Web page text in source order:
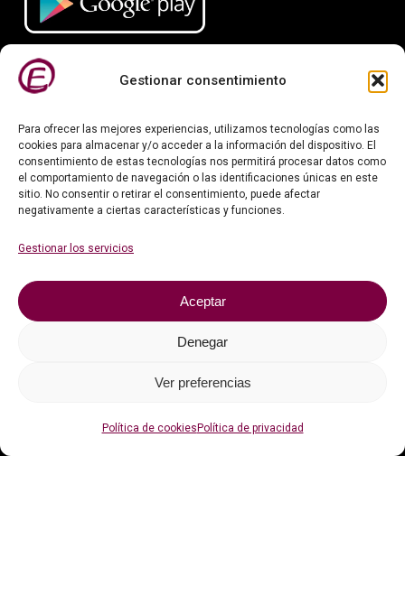
Gestionar consentimiento
Para ofrecer las mejores experiencias, utilizamos tecnologías como las
cookies para almacenar y/o acceder a la información del dispositivo. El
consentimiento de estas tecnologías nos permitirá procesar datos como
el comportamiento de navegación o las identificaciones únicas en este
sitio. No consentir o retirar el consentimiento, puede afectar
negativamente a ciertas características y funciones.
Gestionar los servicios
Aceptar
Denegar
Ver preferencias
Política de cookies Política de privacidad
Información legal
Política de privacidad
Política de cookies (UE)